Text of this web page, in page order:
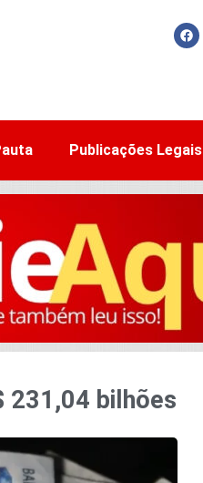
Publicações Legais
231,04 bilhões